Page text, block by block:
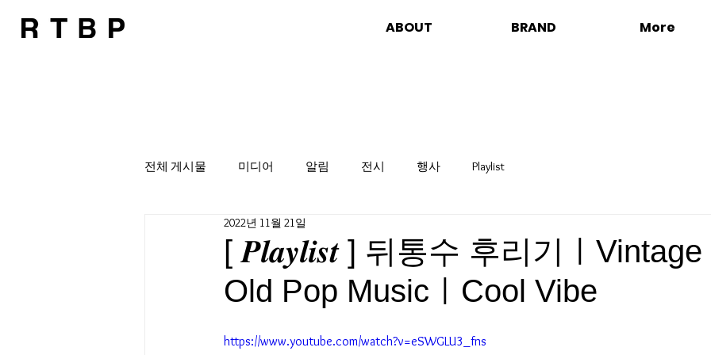
ABOUT BRAND More
전체 게시물 미디어 알림 전시 행사 Playlist
[ 𝑷𝒍𝒂𝒚𝒍𝒊𝒔𝒕 ] 뒤통수 후리기ㅣVintage
Old Pop MusicㅣCool Vibe
2022년 11월 21일
https://www.youtube.com/watch?v=eSWGLU3_fns